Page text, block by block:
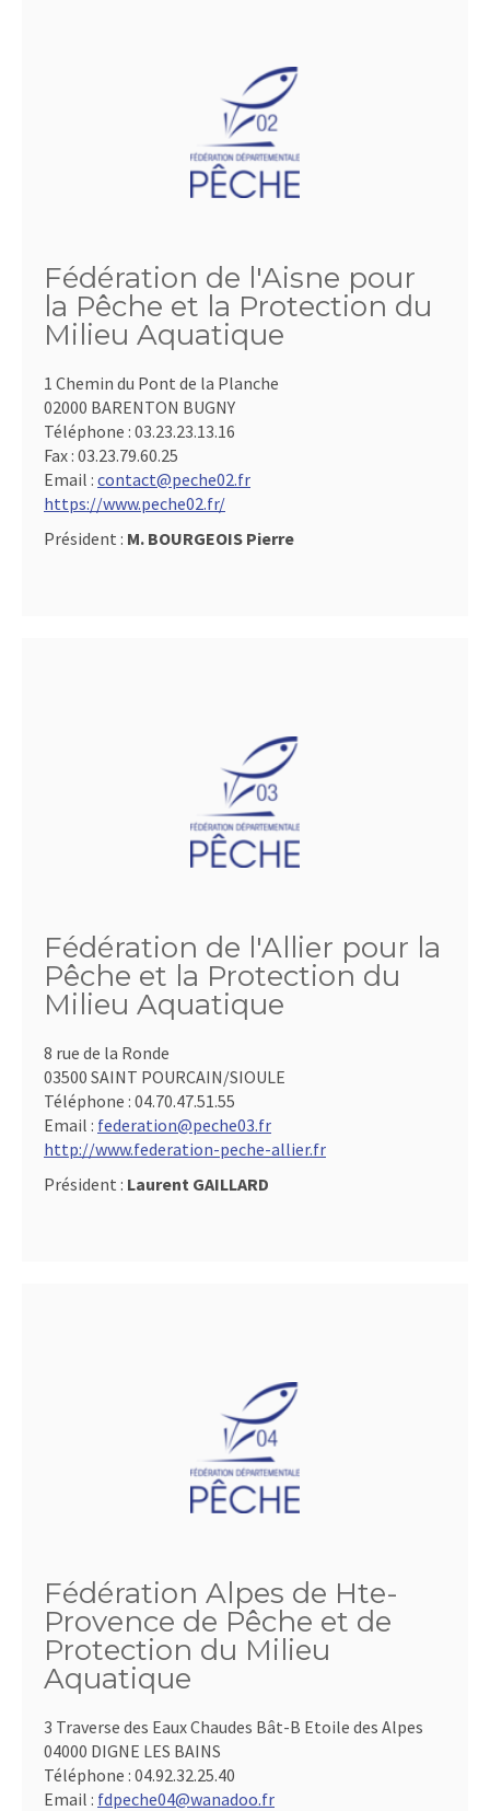
Fédération de l'Aisne pour
la Pêche et la Protection du
Milieu Aquatique
1 Chemin du Pont de la Planche
02000 BARENTON BUGNY
Téléphone : 03.23.23.13.16
Fax : 03.23.79.60.25
Email : contact@peche02.fr
https://www.peche02.fr/
Président : M. BOURGEOIS Pierre
Fédération de l'Allier pour la
Pêche et la Protection du
Milieu Aquatique
8 rue de la Ronde
03500 SAINT POURCAIN/SIOULE
Téléphone : 04.70.47.51.55
Email : federation@peche03.fr
http://www.federation-peche-allier.fr
Président : Laurent GAILLARD
Fédération Alpes de Hte-
Provence de Pêche et de
Protection du Milieu
Aquatique
3 Traverse des Eaux Chaudes Bât-B Etoile des Alpes
04000 DIGNE LES BAINS
Téléphone : 04.92.32.25.40
Email : fdpeche04@wanadoo.fr